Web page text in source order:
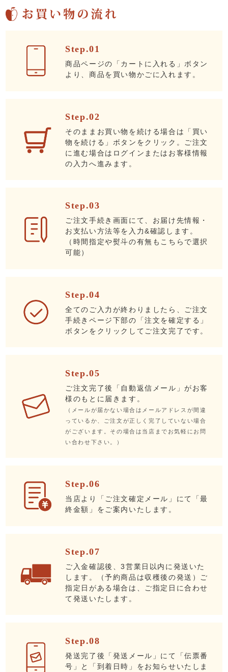
Step.01
商品ページの「カートに入れる」ボタン
より、商品を買い物かごに入れます。
Step.02
そのままお買い物を続ける場合は「買い
物を続ける」ボタンをクリック。ご注文
に進む場合はログインまたはお客様情報
の入力へ進みます。
Step.03
ご注文手続き画面にて、お届け先情報・
お支払い方法等を入力&確認します。
（時間指定や熨斗の有無もこちらで選択
可能）
Step.04
全てのご入力が終わりましたら、ご注文
手続きページ下部の「注文を確定する」
ボタンをクリックしてご注文完了です。
Step.05
ご注文完了後「自動返信メール」がお客
様のもとに届きます。
（メールが届かない場合はメールアドレスが間違
っているか、ご注文が正しく完了していない場合
がございます。その場合は当店までお気軽にお問
い合わせ下さい。）
Step.06
当店より「ご注文確定メール」にて「最
終金額」をご案内いたします。
Step.07
ご入金確認後、3営業日以内に発送いた
します。（予約商品は収穫後の発送）ご
指定日がある場合は、ご指定日に合わせ
て発送いたします。
Step.08
発送完了後「発送メール」にて「伝票番
号」と「到着日時」をお知らせいたしま